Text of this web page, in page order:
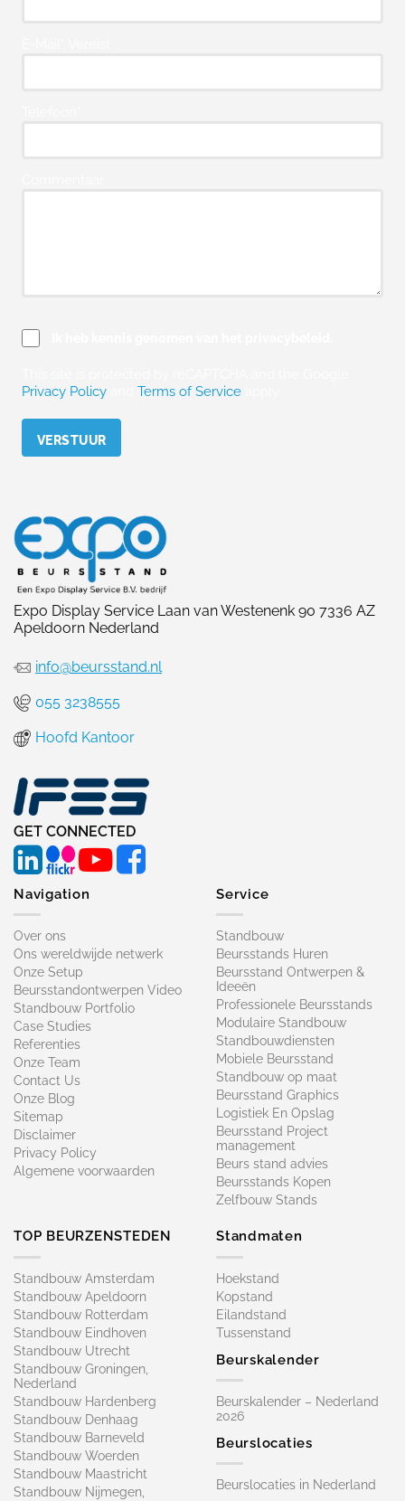
Privacy Policy
Terms of Service
Expo Display Service Laan van Westenenk 90 7336 AZ
Apeldoorn Nederland
info@beursstand.nl
055 3238555
Hoofd Kantoor
GET CONNECTED
Navigation
Over ons
Ons wereldwijde netwerk
Onze Setup
Beursstandontwerpen Video
Standbouw Portfolio
Case Studies
Referenties
Onze Team
Contact Us
Onze Blog
Sitemap
Disclaimer
Privacy Policy
Algemene voorwaarden
Service
Standbouw
Beursstands Huren
Beursstand Ontwerpen &
Ideeën
Professionele Beursstands
Modulaire Standbouw
Standbouwdiensten
Mobiele Beursstand
Standbouw op maat​
Beursstand Graphics
Logistiek En Opslag
Beursstand Project
management
Beurs stand advies
Beursstands Kopen
Zelfbouw Stands
TOP BEURZENSTEDEN
Standbouw Amsterdam
Standbouw Apeldoorn
Standbouw Rotterdam
Standbouw Eindhoven
Standbouw Utrecht
Standbouw Groningen,
Nederland
Standbouw Hardenberg
Standbouw Denhaag
Standbouw Barneveld
Standbouw Woerden
Standbouw Maastricht
Standbouw Nijmegen,
Standmaten
Hoekstand
Kopstand
Eilandstand
Tussenstand
Beurskalender
Beurskalender – Nederland
2026
Beurslocaties
Beurslocaties in Nederland